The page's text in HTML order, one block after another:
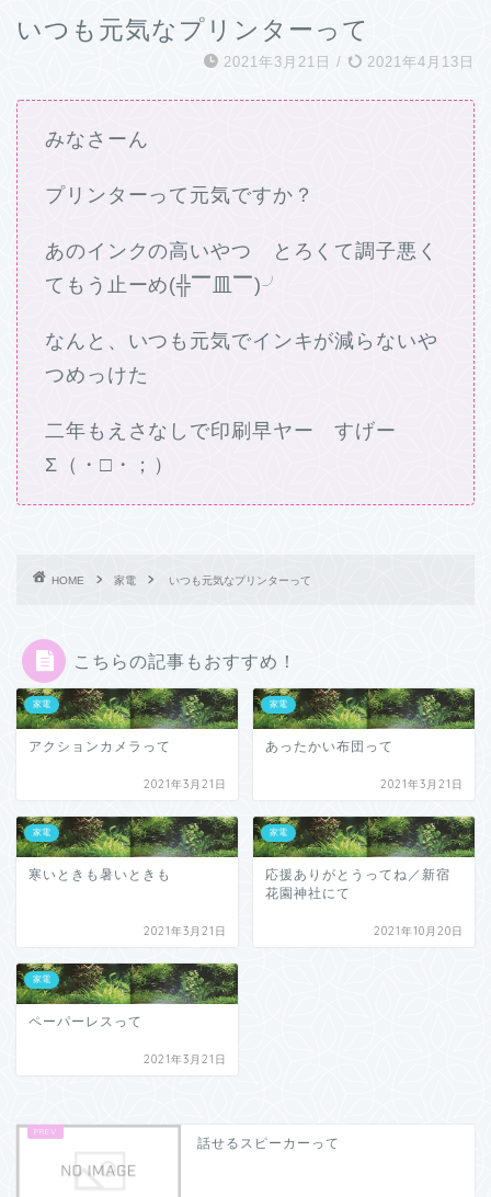
いつも元気なプリンターって
2021年3月21日 / 2021年4月13日
みなさーん
プリンターって元気ですか？
あのインクの高いやつ とろくて調子悪く
てもう止ーめ(╬▔皿▔)╯
なんと、いつも元気でインキが減らないや
つめっけた
二年もえさなしで印刷早ヤー すげー
Σ（・□・；）
HOME 家電 いつも元気なプリンターって
こちらの記事もおすすめ！
家電
アクションカメラって
2021年3月21日
家電
あったかい布団って
2021年3月21日
家電
寒いときも暑いときも
2021年3月21日
家電
応援ありがとうってね／新宿
花園神社にて
2021年10月20日
家電
ペーパーレスって
2021年3月21日
話せるスピーカーって